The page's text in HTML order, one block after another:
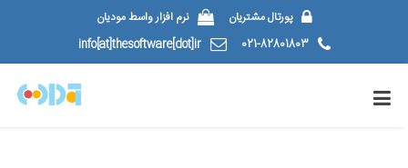
پورتال مشتریان
نرم افزار واسط مودیان
021-82801803
info[at]thesoftware[dot]ir